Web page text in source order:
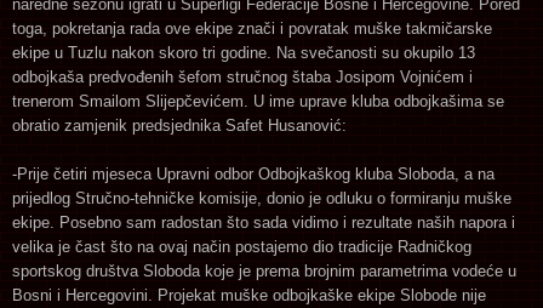
naredne sezonu igrati u Superligi Federacije Bosne i Hercegovine. Pored
toga, pokretanja rada ove ekipe znači i povratak muške takmičarske
ekipe u Tuzlu nakon skoro tri godine. Na svečanosti su okupilo 13
odbojkaša predvođenih šefom stručnog štaba Josipom Vojnićem i
trenerom Smailom Slijepčevićem. U ime uprave kluba odbojkašima se
obratio zamjenik predsjednika Safet Husanović:
-Prije četiri mjeseca Upravni odbor Odbojkaškog kluba Sloboda, a na
prijedlog Stručno-tehničke komisije, donio je odluku o formiranju muške
ekipe. Posebno sam radostan što sada vidimo i rezultate naših napora i
velika je čast što na ovaj način postajemo dio tradicije Radničkog
sportskog društva Sloboda koje je prema brojnim parametrima vodeće u
Bosni i Hercegovini. Projekat muške odbojkaške ekipe Slobode nije